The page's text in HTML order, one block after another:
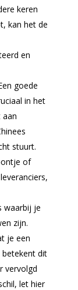
keren
kan het de
en
goede
in het
aan
stuurt.
of
waarbij je
zijn.
je een
betekent dit
vervolgd
let hier